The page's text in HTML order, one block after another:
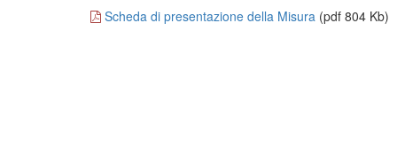
Scheda di presentazione della Misura (pdf 804 Kb)